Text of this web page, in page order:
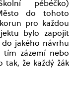
pébéčko)
do tohoto
pro každou
bylo zapojit
jakého návrhu
tím zázemí nebo
tak, že každý žák